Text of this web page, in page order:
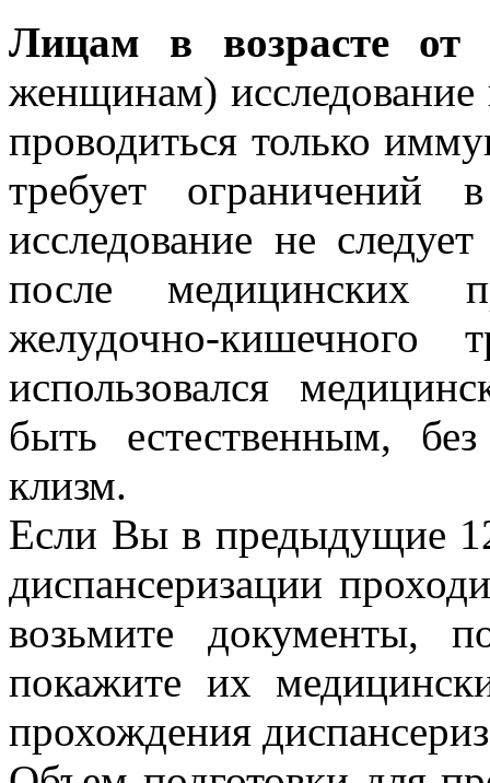
Лицам в возрасте
женщинам)
проводиться только
требует
исследование не
после медицинских
желудочно-кишечного
использовался
быть естественным,
клизм.
Если Вы в предыдущие
диспансеризации
возьмите документы,
покажите их
прохождения